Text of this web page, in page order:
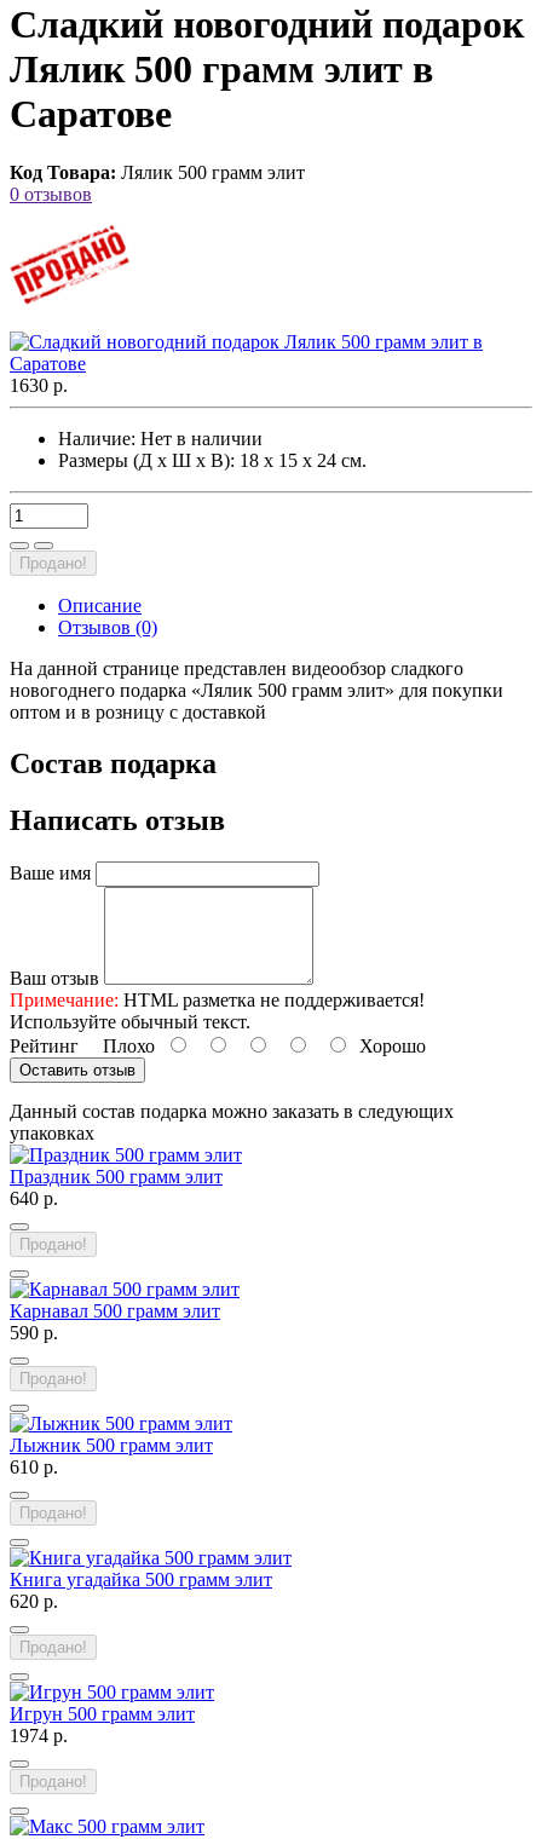
Сладкий новогодний подарок
Лялик 500 грамм элит в
Саратове
Код Товара: Лялик 500 грамм элит
0 отзывов
1630 р.
Наличие: Нет в наличии
Размеры (Д х Ш х В): 18 х 15 х 24 см.
Продано!
Описание
Отзывов (0)
На данной странице представлен видеообзор сладкого
новогоднего подарка «Лялик 500 грамм элит» для покупки
оптом и в розницу с доставкой
Состав подарка
Написать отзыв
Ваше имя
Ваш отзыв
Примечание: HTML разметка не поддерживается!
Используйте обычный текст.
Рейтинг Плохо Хорошо
Оставить отзыв
Данный состав подарка можно заказать в следующих
упаковках
Праздник 500 грамм элит
640 р.
Продано!
Карнавал 500 грамм элит
590 р.
Продано!
Лыжник 500 грамм элит
610 р.
Продано!
Книга угадайка 500 грамм элит
620 р.
Продано!
Игрун 500 грамм элит
1974 р.
Продано!